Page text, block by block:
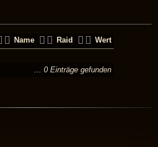
Name Raid Wert
... 0 Einträge gefunden